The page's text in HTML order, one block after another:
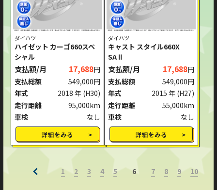
ダイハツ
ハイゼット カーゴ660スペ
シャル
支払額/月 17,688円
支払総額
549,000円
年式
2018 年 (H30)
走行距離
95,000km
車検
なし
詳細をみる
ダイハツ
キャスト スタイル660X
SAⅡ
支払額/月 17,688円
支払総額
549,000円
年式
2015 年 (H27)
走行距離
55,000km
車検
なし
詳細をみる
1 2 3 4 5 6 7 8 9 10